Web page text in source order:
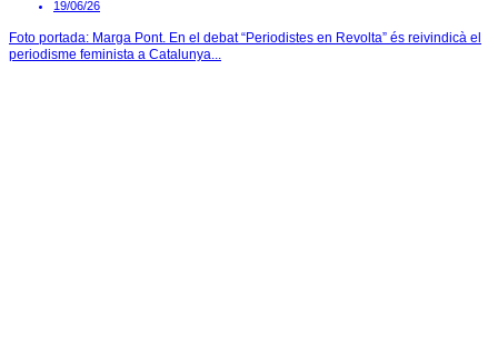
19/06/26
Foto portada: Marga Pont. En el debat “Periodistes en Revolta” és reivindicà el
periodisme feminista a Catalunya...